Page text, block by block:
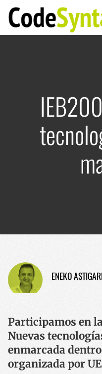
ENEKO
Participamos en
Nuevas
enmarcada
organizada por